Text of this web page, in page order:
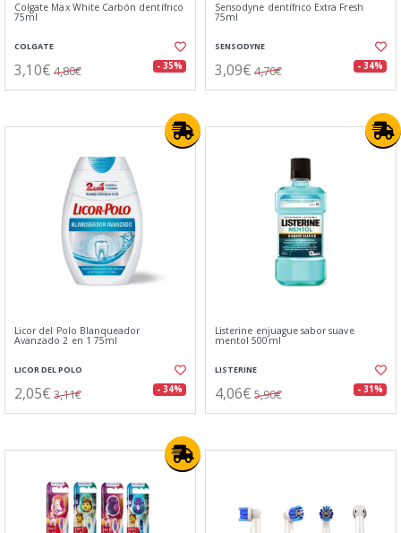
Colgate Max White Carbón dentífrico
75ml
COLGATE
3,10€ 4,80€ - 35%
Sensodyne dentífrico Extra Fresh
75ml
SENSODYNE
3,09€ 4,70€ - 34%
Licor del Polo Blanqueador
Avanzado 2 en 1 75ml
LICOR DEL POLO
2,05€ 3,11€ - 34%
Listerine enjuague sabor suave
mentol 500ml
LISTERINE
4,06€ 5,90€ - 31%